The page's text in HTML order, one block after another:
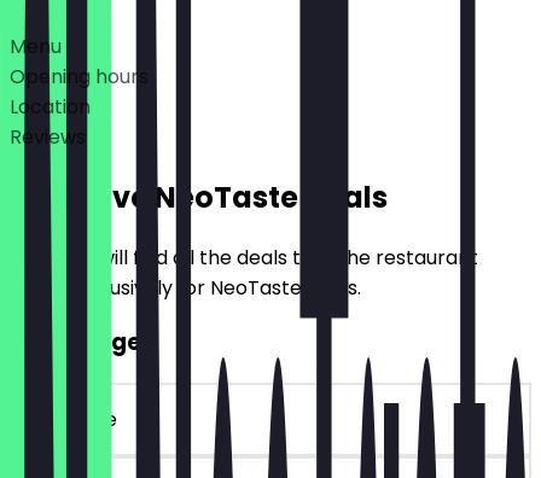
Deals
Menu
Opening hours
Location
Reviews
Exclusive NeoTaste Deals
Here you will find all the deals that the restaurant
offers exclusively for NeoTaste users.
2for1 Burger
~€25 value